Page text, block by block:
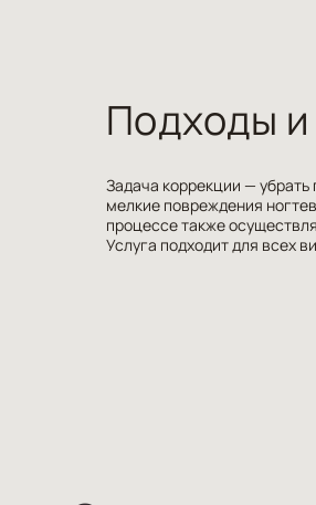
Подходы
Задача коррекции —
мелкие повреждения
процессе также
Услуга подходит для всех